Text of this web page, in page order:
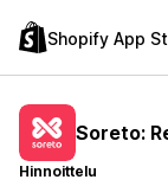
Shopify App
Soreto:
Hinnoittelu